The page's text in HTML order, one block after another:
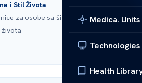
Medical Units
Technologies
Health
i Stil Života
za osobe sa šizofrenijom
života